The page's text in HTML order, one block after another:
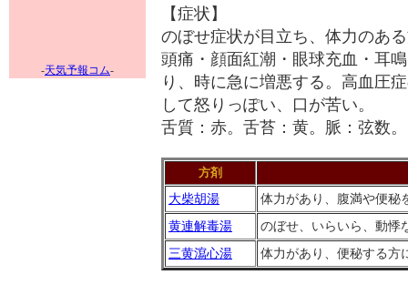
【症状】
のぼせ症状が目立ち、体力のあ
頭痛・顔面紅潮・眼球充血・耳
り、時に急に増悪する。高血圧
して怒りっぽい、口が苦い。
舌質：赤。舌苔：黄。脈：弦数。
方剤
大柴胡湯
体力があり、腹満や便秘
黄連解毒湯
のぼせ、いらいら、動悸
三黄瀉心湯
体力があり、便秘する方
-天気予報コム-